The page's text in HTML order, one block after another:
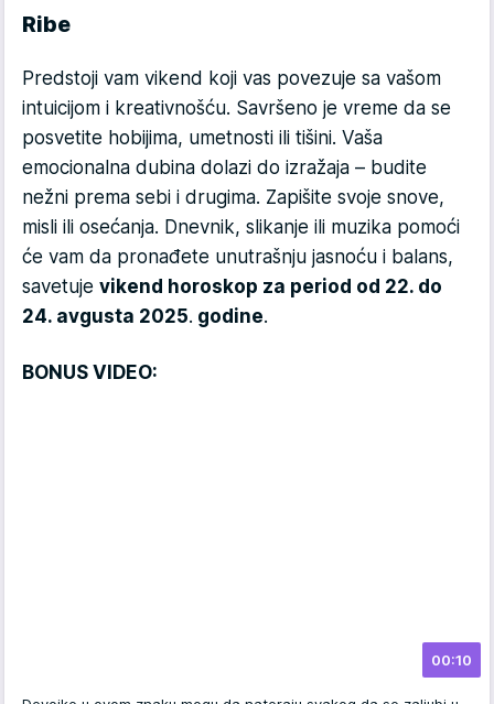
Ribe
Predstoji vam vikend koji vas povezuje sa vašom
intuicijom i kreativnošću. Savršeno je vreme da se
posvetite hobijima, umetnosti ili tišini. Vaša
emocionalna dubina dolazi do izražaja – budite
nežni prema sebi i drugima. Zapišite svoje snove,
misli ili osećanja. Dnevnik, slikanje ili muzika pomoći
će vam da pronađete unutrašnju jasnoću i balans,
savetuje vikend horoskop za period od 22. do
24. avgusta 2025. godine.
BONUS VIDEO:
00:10